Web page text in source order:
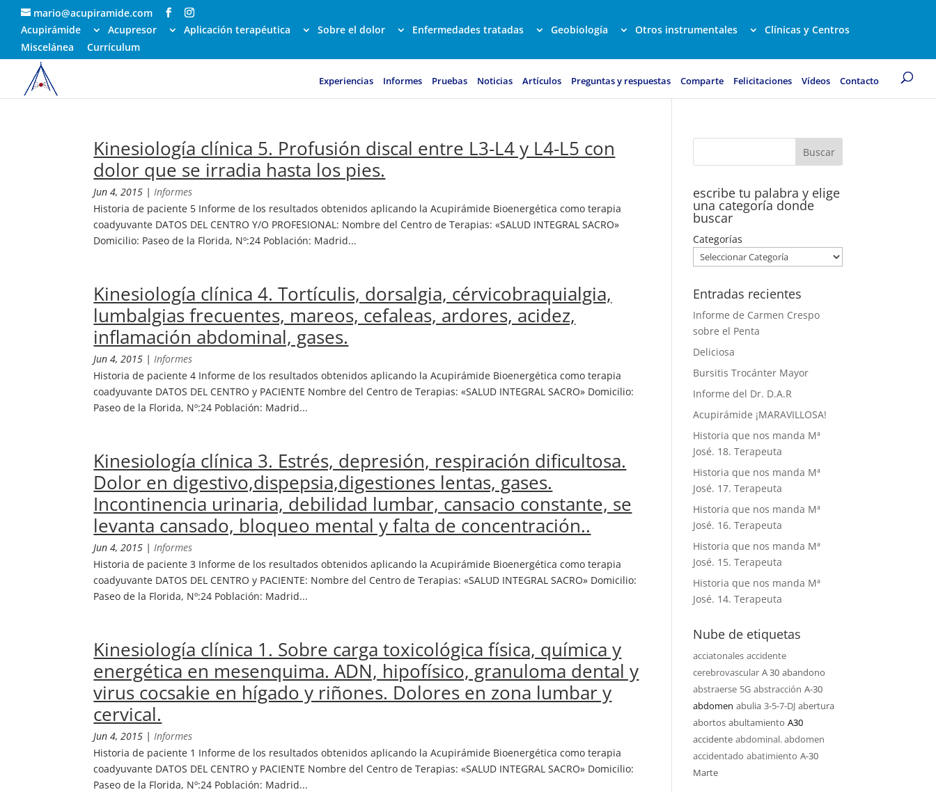
mario@acupiramide.com
Acupirámide
Acupresor Aplicación terapéutica Sobre el dolor Enfermedades tratadas Geobiología Otros instrumentales
Clínicas y Centros
Miscelánea
Currículum
Experiencias Informes Pruebas Noticias Artículos Preguntas y respuestas Comparte Felicitaciones Vídeos Contacto
Kinesiología clínica 5. Profusión discal entre L3-L4 y L4-L5 con
dolor que se irradia hasta los pies.
Jun 4, 2015 |Informes
Historia de paciente 5 Informe de los resultados obtenidos aplicando la Acupirámide Bioenergética como terapia
coadyuvante DATOS DEL CENTRO Y/O PROFESIONAL: Nombre del Centro de Terapias: «SALUD INTEGRAL SACRO»
Domicilio: Paseo de la Florida, Nº:24 Población: Madrid...
Kinesiología clínica 4. Tortículis, dorsalgia, cérvicobraquialgia,
lumbalgias frecuentes, mareos, cefaleas, ardores, acidez,
inflamación abdominal, gases.
Jun 4, 2015 |Informes
Historia de paciente 4 Informe de los resultados obtenidos aplicando la Acupirámide Bioenergética como terapia
coadyuvante DATOS DEL CENTRO y PACIENTE Nombre del Centro de Terapias: «SALUD INTEGRAL SACRO» Domicilio:
Paseo de la Florida, Nº:24 Población: Madrid...
Kinesiología clínica 3. Estrés, depresión, respiración dificultosa.
Dolor en digestivo,dispepsia,digestiones lentas, gases.
Incontinencia urinaria, debilidad lumbar, cansacio constante, se
levanta cansado, bloqueo mental y falta de concentración..
Jun 4, 2015 |Informes
Historia de paciente 3 Informe de los resultados obtenidos aplicando la Acupirámide Bioenergética como terapia
coadyuvante DATOS DEL CENTRO y PACIENTE: Nombre del Centro de Terapias: «SALUD INTEGRAL SACRO» Domicilio:
Paseo de la Florida, Nº:24 Población: Madrid...
Kinesiología clínica 1. Sobre carga toxicológica física, química y
energética en mesenquima. ADN, hipofísico, granuloma dental y
virus cocsakie en hígado y riñones. Dolores en zona lumbar y
cervical.
Jun 4, 2015 |Informes
Historia de paciente 1 Informe de los resultados obtenidos aplicando la Acupirámide Bioenergética como terapia
coadyuvante DATOS DEL CENTRO y PACIENTE Nombre del Centro de Terapias: «SALUD INTEGRAL SACRO» Domicilio:
Paseo de la Florida, Nº:24 Población: Madrid...
escribe tu palabra y elige
una categoría donde
buscar
Categorías
Entradas recientes
Informe de Carmen Crespo
sobre el Penta
Deliciosa
Bursitis Trocánter Mayor
Informe del Dr. D.A.R
Acupirámide ¡MARAVILLOSA!
Historia que nos manda Mª
José. 18. Terapeuta
Historia que nos manda Mª
José. 17. Terapeuta
Historia que nos manda Mª
José. 16. Terapeuta
Historia que nos manda Mª
José. 15. Terapeuta
Historia que nos manda Mª
José. 14. Terapeuta
Nube de etiquetas
acciatonales accidente
cerebrovascular A 30 abandono
abstraerse 5G abstracción A-30
abdomen abulia 3-5-7-DJ abertura
abortos abultamiento A30
accidente abdominal. abdomen
accidentado abatimiento A-30
Marte